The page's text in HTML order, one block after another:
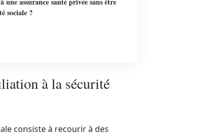
sociale ?
à la sécurité
consiste à recourir à des